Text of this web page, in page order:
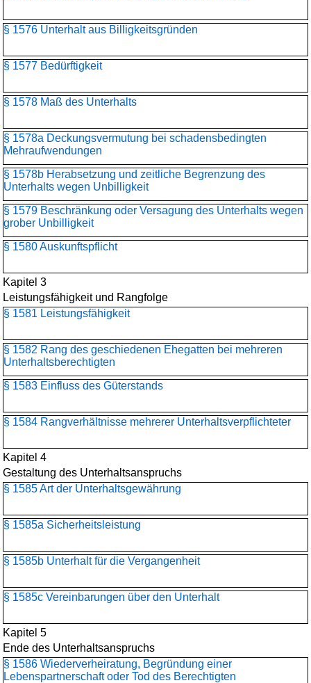
§ 1576 Unterhalt aus Billigkeitsgründen
§ 1577 Bedürftigkeit
§ 1578 Maß des Unterhalts
§ 1578a Deckungsvermutung bei schadensbedingten
Mehraufwendungen
§ 1578b Herabsetzung und zeitliche Begrenzung des
Unterhalts wegen Unbilligkeit
§ 1579 Beschränkung oder Versagung des Unterhalts wegen
grober Unbilligkeit
§ 1580 Auskunftspflicht
Kapitel 3
Leistungsfähigkeit und Rangfolge
§ 1581 Leistungsfähigkeit
§ 1582 Rang des geschiedenen Ehegatten bei mehreren
Unterhaltsberechtigten
§ 1583 Einfluss des Güterstands
§ 1584 Rangverhältnisse mehrerer Unterhaltsverpflichteter
Kapitel 4
Gestaltung des Unterhaltsanspruchs
§ 1585 Art der Unterhaltsgewährung
§ 1585a Sicherheitsleistung
§ 1585b Unterhalt für die Vergangenheit
§ 1585c Vereinbarungen über den Unterhalt
Kapitel 5
Ende des Unterhaltsanspruchs
§ 1586 Wiederverheiratung, Begründung einer
Lebenspartnerschaft oder Tod des Berechtigten